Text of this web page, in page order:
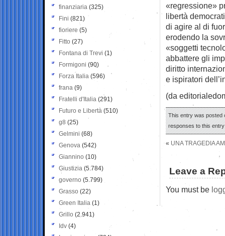
«regressione»
libertà
di agire al di
erodendo la
«soggetti
abbattere gli
diritto
e ispiratori
(da
This entry was posted
responses to this
« UNA TRAGEDIA
Leave a
You must be
finanziaria (325)
Fini (821)
fioriere (5)
Fitto (27)
Fontana di Trevi (1)
Formigoni (90)
Forza Italia (596)
frana (9)
Fratelli d'Italia (291)
Futuro e Libertà (510)
g8 (25)
Gelmini (68)
Genova (542)
Giannino (10)
Giustizia (5.784)
governo (5.799)
Grasso (22)
Green Italia (1)
Grillo (2.941)
Idv (4)